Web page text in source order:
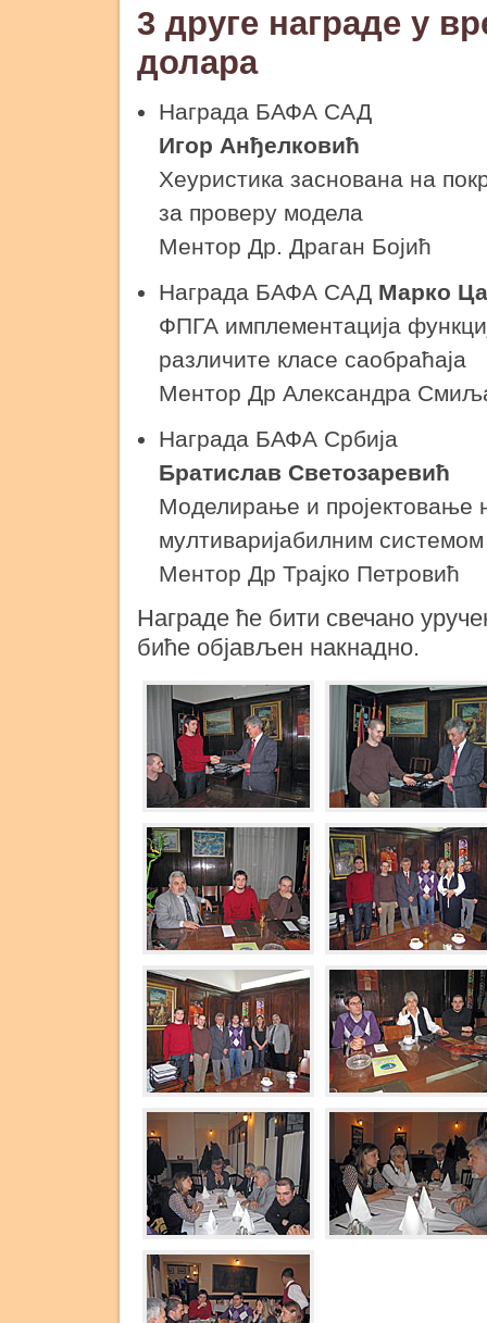
3 друге награде у
долара
Награда БАФА САД
Игор Анђелковић
Хеуристика заснована на
за проверу модела
Ментор Др. Драган Бојић
Награда БАФА САД Марко
ФПГА имплементација
различите класе саобраћаја
Ментор Др Александра
Награда БАФА Србија
Братислав Светозаревић
Моделирање и пројектовање
мултиваријабилним
Ментор Др Трајко Петровић
Награде ће бити свечано
биће објављен накнадно.